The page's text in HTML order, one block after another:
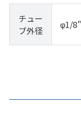
チュー
ブ外径
φ1/8"